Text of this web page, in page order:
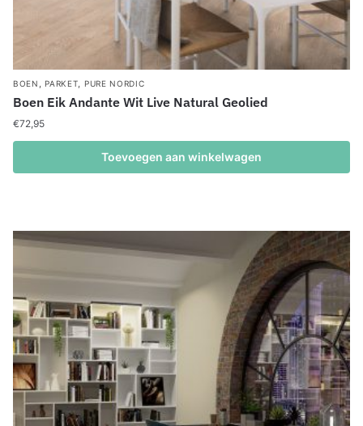
BOEN , PARKET, PURE NORDIC
Boen Eik Andante Wit Live Natural Geolied
€72,95
Toevoegen aan winkelwagen